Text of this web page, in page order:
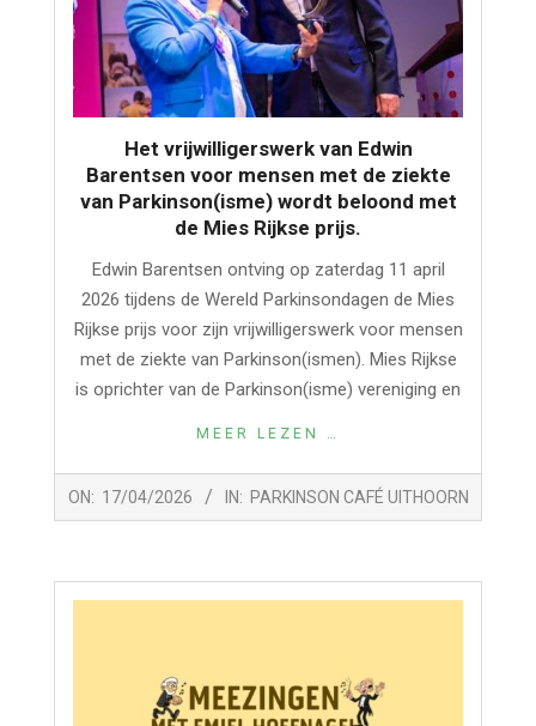
Het vrijwilligerswerk van Edwin
Barentsen voor mensen met de ziekte
van Parkinson(isme) wordt beloond met
de Mies Rijkse prijs.
Edwin Barentsen ontving op zaterdag 11 april
2026 tijdens de Wereld Parkinsondagen de Mies
Rijkse prijs voor zijn vrijwilligerswerk voor mensen
met de ziekte van Parkinson(ismen). Mies Rijkse
is oprichter van de Parkinson(isme) vereniging en
MEER LEZEN …
2026-
ON: 17/04/2026 IN: PARKINSON CAFÉ UITHOORN